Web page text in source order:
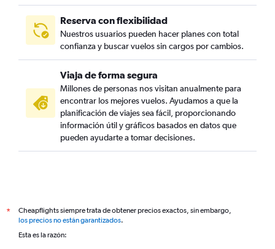
Reserva con flexibilidad
Nuestros usuarios pueden hacer planes con total
confianza y buscar vuelos sin cargos por cambios.
Viaja de forma segura
Millones de personas nos visitan anualmente para
encontrar los mejores vuelos. Ayudamos a que la
planificación de viajes sea fácil, proporcionando
información útil y gráficos basados en datos que
pueden ayudarte a tomar decisiones.
*
Cheapflights siempre trata de obtener precios exactos, sin embargo,
los precios no están garantizados.
Esta es la razón: